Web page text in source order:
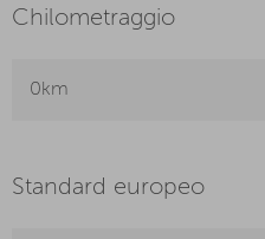
Chilometraggio
0km
Standard europeo